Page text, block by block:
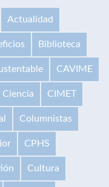
Actualidad
Biblioteca
CAVIME
Ciencia CIMET
Columnistas
CPHS
Cultura